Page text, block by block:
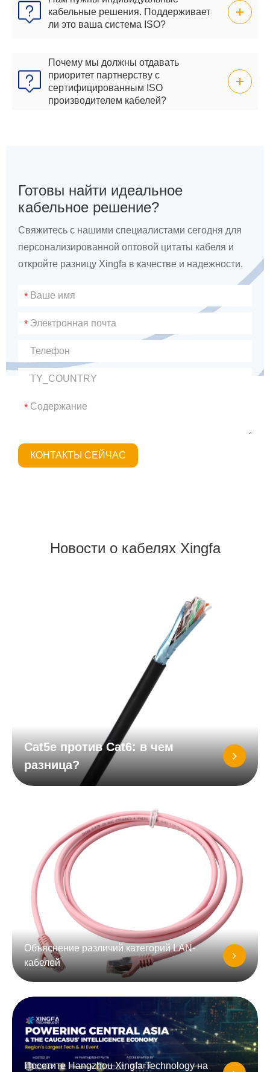
кабельные решения. Поддерживает
ли это ваша система ISO?
Почему мы должны отдавать
приоритет партнерству с
сертифицированным ISO
производителем кабелей?
Готовы найти идеальное
кабельное решение?
Свяжитесь с нашими специалистами сегодня для
персонализированной оптовой цитаты кабеля и
откройте разницу Xingfa в качестве и надежности.
*
*
*
КОНТАКТЫ СЕЙЧАС
Новости о кабелях Xingfa
Cat5e против Cat6: в чем
разница?
Объяснение различий категорий LAN-
кабелей
Посетите Hangzhou Xingfa Technology на